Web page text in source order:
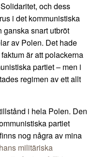
och dess
i det kommunistiska
ganska snart utbröt
av Polen. Det hade
är att polackerna
partiet – men i
regimen av ett allt
i hela Polen. Den
partiet
nog några av mina
militäriska